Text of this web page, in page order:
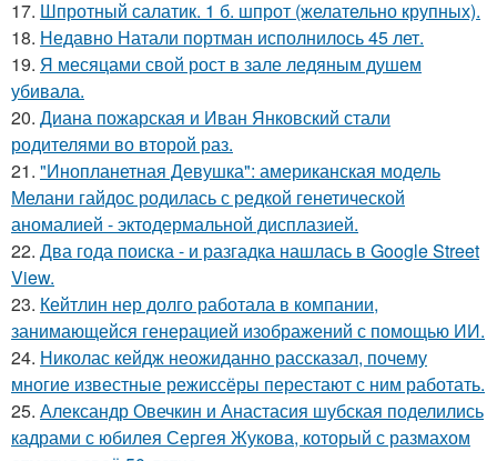
17. Шпротный салатик. 1 б. шпрот (желательно крупных).
18. Недавно Натали портман исполнилось 45 лет.
19. Я месяцами свой рост в зале ледяным душем
убивала.
20. Диана пожарская и Иван Янковский стали
родителями во второй раз.
21. "Инопланетная Девушка": американская модель
Мелани гайдос родилась с редкой генетической
аномалией - эктодермальной дисплазией.
22. Два года поиска - и разгадка нашлась в Google Street
View.
23. Кейтлин нер долго работала в компании,
занимающейся генерацией изображений с помощью ИИ.
24. Николас кейдж неожиданно рассказал, почему
многие известные режиссёры перестают с ним работать.
25. Александр Овечкин и Анастасия шубская поделились
кадрами с юбилея Сергея Жукова, который с размахом